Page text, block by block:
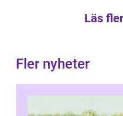
Läs
Fler nyheter